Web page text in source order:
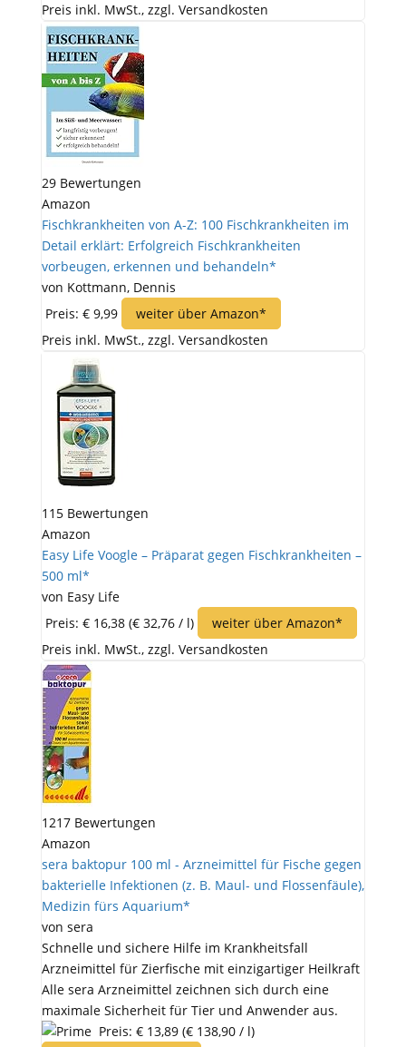
Preis inkl. MwSt., zzgl. Versandkosten
29 Bewertungen
Amazon
Fischkrankheiten von A-Z: 100 Fischkrankheiten im
Detail erklärt: Erfolgreich Fischkrankheiten
vorbeugen, erkennen und behandeln*
von Kottmann, Dennis
Preis: € 9,99
weiter über Amazon*
Preis inkl. MwSt., zzgl. Versandkosten
115 Bewertungen
Amazon
Easy Life Voogle – Präparat gegen Fischkrankheiten –
500 ml*
von Easy Life
Preis: € 16,38 (€ 32,76 / l)
weiter über Amazon*
Preis inkl. MwSt., zzgl. Versandkosten
1217 Bewertungen
Amazon
sera baktopur 100 ml - Arzneimittel für Fische gegen
bakterielle Infektionen (z. B. Maul- und Flossenfäule),
Medizin fürs Aquarium*
von sera
Schnelle und sichere Hilfe im Krankheitsfall
Arzneimittel für Zierfische mit einzigartiger Heilkraft
Alle sera Arzneimittel zeichnen sich durch eine
maximale Sicherheit für Tier und Anwender aus.
Preis: € 13,89 (€ 138,90 / l)